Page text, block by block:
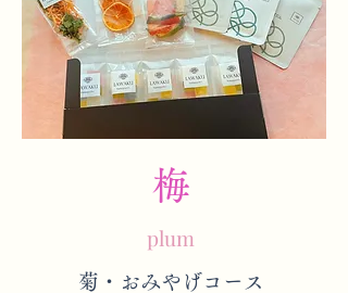
梅
plum
菊・おみやげコース